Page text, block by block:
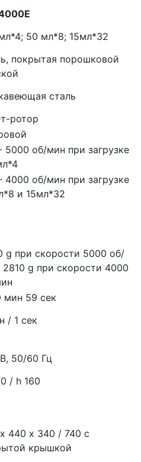
50 мл*8; 15мл*32
покрытая порошковой
сталь
ротор
5000 об/мин при загрузке
4000 об/мин при загрузке
и 15мл*32
g при скорости 5000 об/
2810 g при скорости 4000
мин 59 сек
/ 1 сек
50/60 Гц
/ h 160
440 х 340 / 740 с
крышкой